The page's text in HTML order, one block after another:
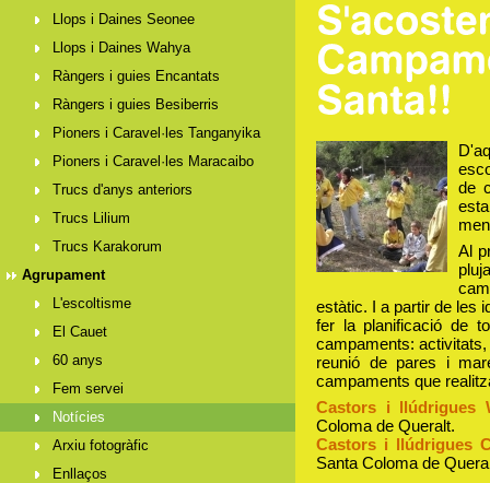
Llops i Daines Seonee
Llops i Daines Wahya
Ràngers i guies Encantats
Ràngers i guies Besiberris
Pioners i Caravel·les Tanganyika
Pioners i Caravel·les Maracaibo
Trucs d'anys anteriors
Trucs Lilium
Trucs Karakorum
Agrupament
L'escoltisme
El Cauet
60 anys
Fem servei
Notícies
Arxiu fotogràfic
Enllaços
de
Al
estàtic. I a partir de les
fer la planificació de
campaments:
reunió de pares i
campaments que
Castors i llúdrigues
Coloma de Queralt.
Castors i llúdrigues
Santa Coloma de